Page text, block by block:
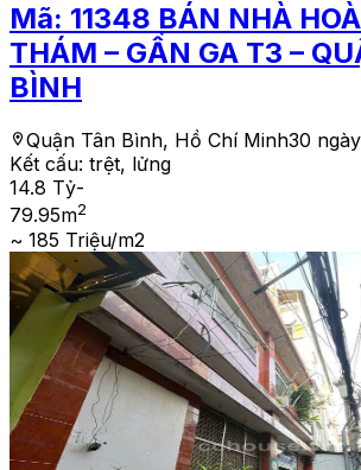
Mã: 11348 BÁN NHÀ
THÁM – GẦN GA T3 –
BÌNH
Quận Tân Bình, Hồ Chí Minh30
Kết cấu: trệt, lửng
14.8 Tỷ-
79.95m2
~ 185 Triệu/m2